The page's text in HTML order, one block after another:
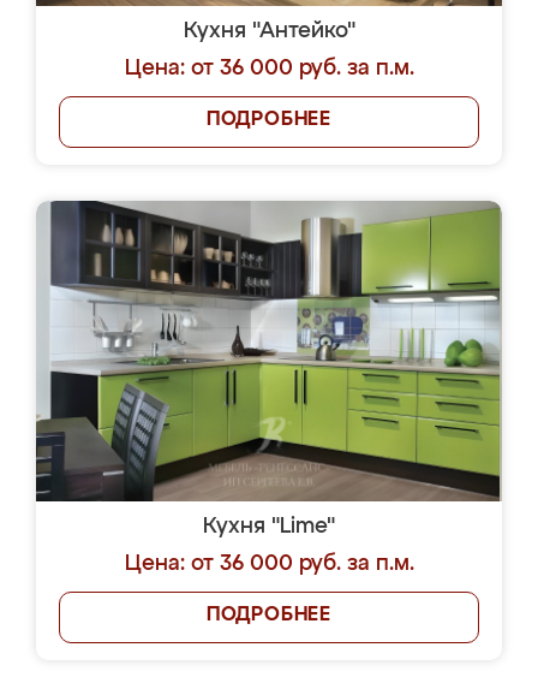
Кухня "Антейко"
Цена: от 36 000 руб. за п.м.
ПОДРОБНЕЕ
Кухня "Lime"
Цена: от 36 000 руб. за п.м.
ПОДРОБНЕЕ